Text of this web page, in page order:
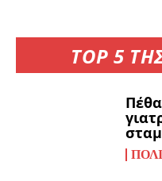
TOP 5